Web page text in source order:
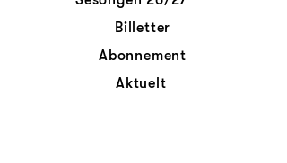
Billetter
Abonnement
Aktuelt